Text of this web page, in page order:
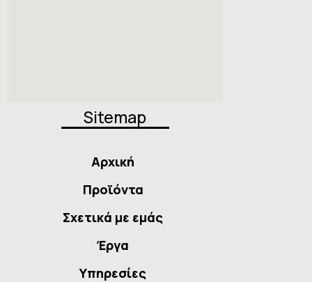
Sitemap
Αρχική
Προϊόντα
Σχετικά με εμάς
Έργα
Υπηρεσίες